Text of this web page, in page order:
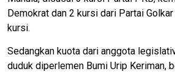
Demokrat dan 2 kursi dari Partai
kursi.
Sedangkan kuota dari anggota
duduk diperlemen Bumi Urip Keriman,